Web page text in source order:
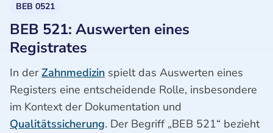
BEB 0521
BEB 521: Auswerten eines
Registrates
In derZahnmedizin spielt das Auswerten eines
Registers eine entscheidende Rolle, insbesondere
im Kontext der Dokumentation und
Qualitätssicherung. Der Begriff „BEB 521“ bezieht